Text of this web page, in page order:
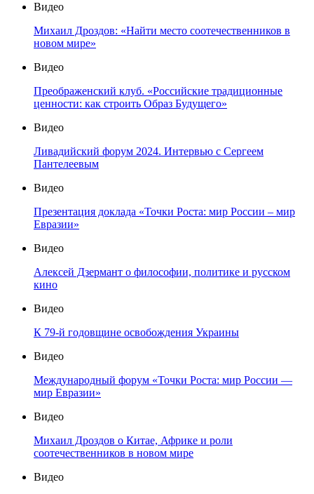
Видео
Михаил Дроздов: «Найти место соотечественников в
новом мире»
Видео
Преображенский клуб. «Российские традиционные
ценности: как строить Образ Будущего»
Видео
Ливадийский форум 2024. Интервью с Сергеем
Пантелеевым
Видео
Презентация доклада «Точки Роста: мир России – мир
Евразии»
Видео
Алексей Дзермант о философии, политике и русском
кино
Видео
К 79-й годовщине освобождения Украины
Видео
Международный форум «Точки Роста: мир России —
мир Евразии»
Видео
Михаил Дроздов о Китае, Африке и роли
соотечественников в новом мире
Видео